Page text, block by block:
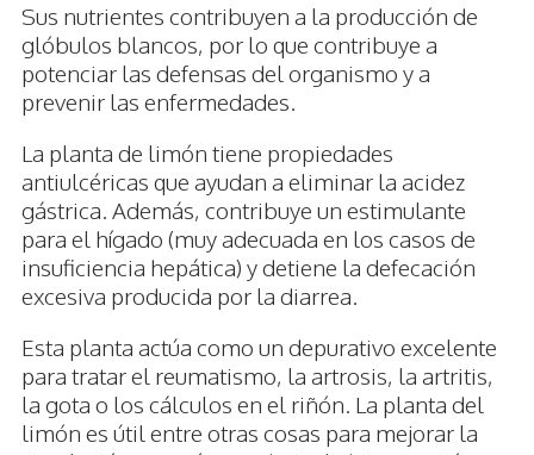
Sus nutrientes contribuyen a la producción de
glóbulos blancos, por lo que contribuye a
potenciar las defensas del organismo y a
prevenir las enfermedades.
La planta de limón tiene propiedades
antiulcéricas que ayudan a eliminar la acidez
gástrica. Además, contribuye un estimulante
para el hígado (muy adecuada en los casos de
insuficiencia hepática) y detiene la defecación
excesiva producida por la diarrea.
Esta planta actúa como un depurativo excelente
para tratar el reumatismo, la artrosis, la artritis,
la gota o los cálculos en el riñón. La planta del
limón es útil entre otras cosas para mejorar la